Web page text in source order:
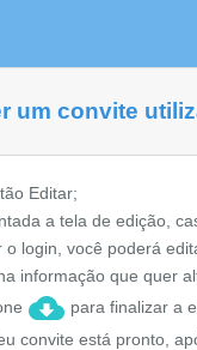
um convite
Editar;
a tela de edição,
o login, você poderá
informação que quer
para finalizar a
convite está pronto,